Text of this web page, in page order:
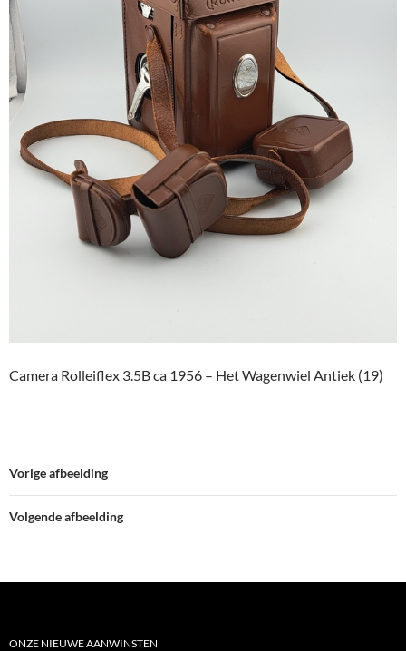
Camera Rolleiflex 3.5B ca 1956 – Het Wagenwiel Antiek (19)
Vorige afbeelding
Volgende afbeelding
ONZE NIEUWE AANWINSTEN